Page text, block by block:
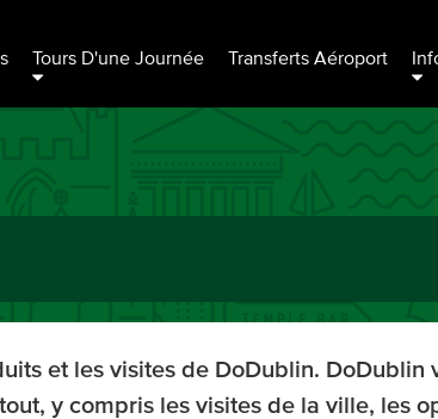
Tours D'une Journée Transferts Aéroport
et les visites de DoDublin. DoDublin
y compris les visites de la ville, les